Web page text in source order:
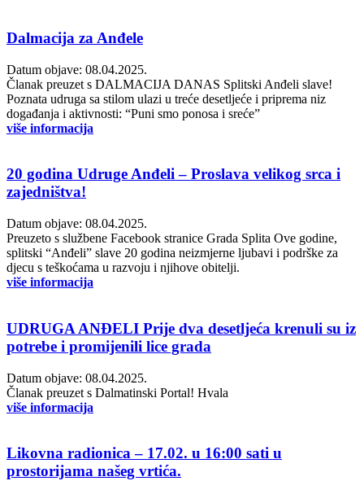
Dalmacija za Anđele
Datum objave: 08.04.2025.
Članak preuzet s DALMACIJA DANAS Splitski Anđeli slave!
Poznata udruga sa stilom ulazi u treće desetljeće i priprema niz
događanja i aktivnosti: “Puni smo ponosa i sreće”
više informacija
20 godina Udruge Anđeli – Proslava velikog srca i
zajedništva!
Datum objave: 08.04.2025.
Preuzeto s službene Facebook stranice Grada Splita Ove godine,
splitski “Anđeli” slave 20 godina neizmjerne ljubavi i podrške za
djecu s teškoćama u razvoju i njihove obitelji.
više informacija
UDRUGA ANĐELI Prije dva desetljeća krenuli su iz
potrebe i promijenili lice grada
Datum objave: 08.04.2025.
Članak preuzet s Dalmatinski Portal! Hvala
više informacija
Likovna radionica – 17.02. u 16:00 sati u
prostorijama našeg vrtića.